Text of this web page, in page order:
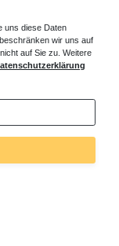
uns diese Daten
, beschränken wir uns auf
auf Sie zu. Weitere